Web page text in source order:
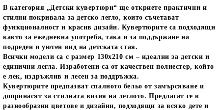
В категория „Детски кувертюри“ ще откриете практични и
стилни покривала за детско легло, които съчетават
функционалност и красив дизайн. Кувертюрите са подходящи
както за ежедневна употреба, така и за поддържане на
подреден и уютен вид на детската стая.
Всички модели са с размер 130x210 см – идеални за детски и
единични легла. Изработени са от качествен полиестер, който
е лек, издръжлив и лесен за поддръжка.
Кувертюрите предпазват спалното бельо от замърсяване и
допринасят за стилната визия на леглото. Предлагат се в
разнообразни цветове и дизайни, подходящи за всяко дете и